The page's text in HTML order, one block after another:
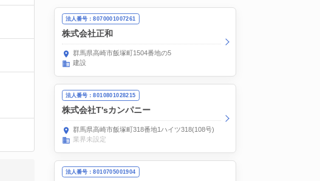
法人番号：8070001007261
株式会社正和
群馬県高崎市飯塚町1504番地の5
建設
法人番号：8010801028215
株式会社T'sカンパニー
群馬県高崎市飯塚町318番地1ハイツ318(108号)
業界未設定
法人番号：8010705001904